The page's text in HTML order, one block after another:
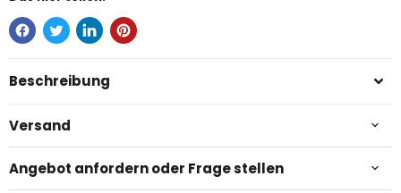
Beschreibung
Versand
Angebot anfordern oder Frage stellen